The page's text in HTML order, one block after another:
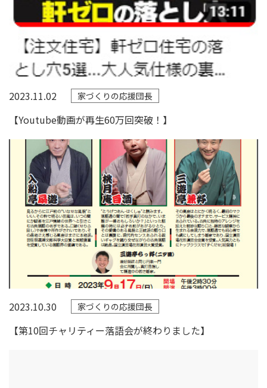
2023.11.02 家づくりの応援団長
【Youtube動画が再生60万回突破！】
2023.10.30 家づくりの応援団長
【第10回チャリティー落語会が終わりました】